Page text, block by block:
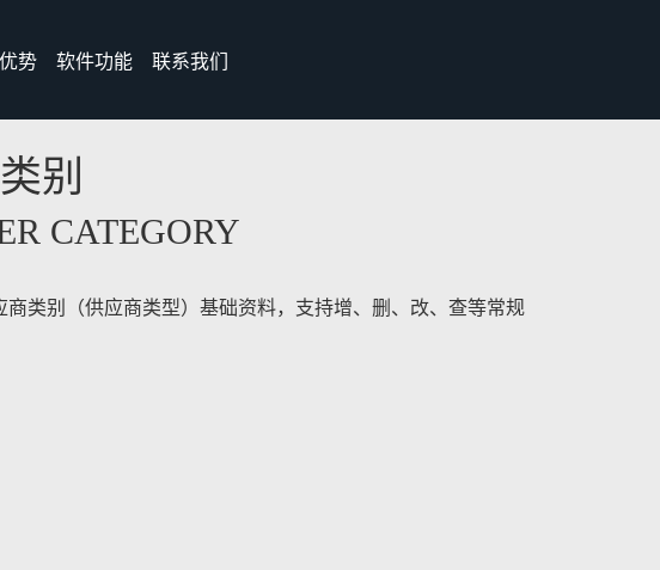
势 软件功能 联系我们
别
CATEGORY
商类别（供应商类型）基础资料，支持增、删、改、查等常规